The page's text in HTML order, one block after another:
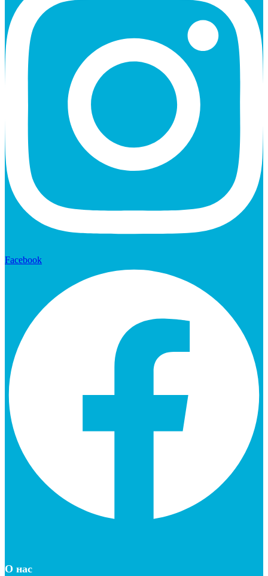
Facebook
О нас